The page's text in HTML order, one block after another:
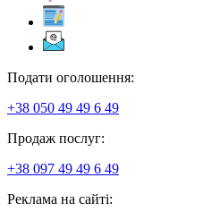
Подати оголошення:
+38 050 49 49 6 49
Продаж послуг:
+38 097 49 49 6 49
Реклама на сайті: